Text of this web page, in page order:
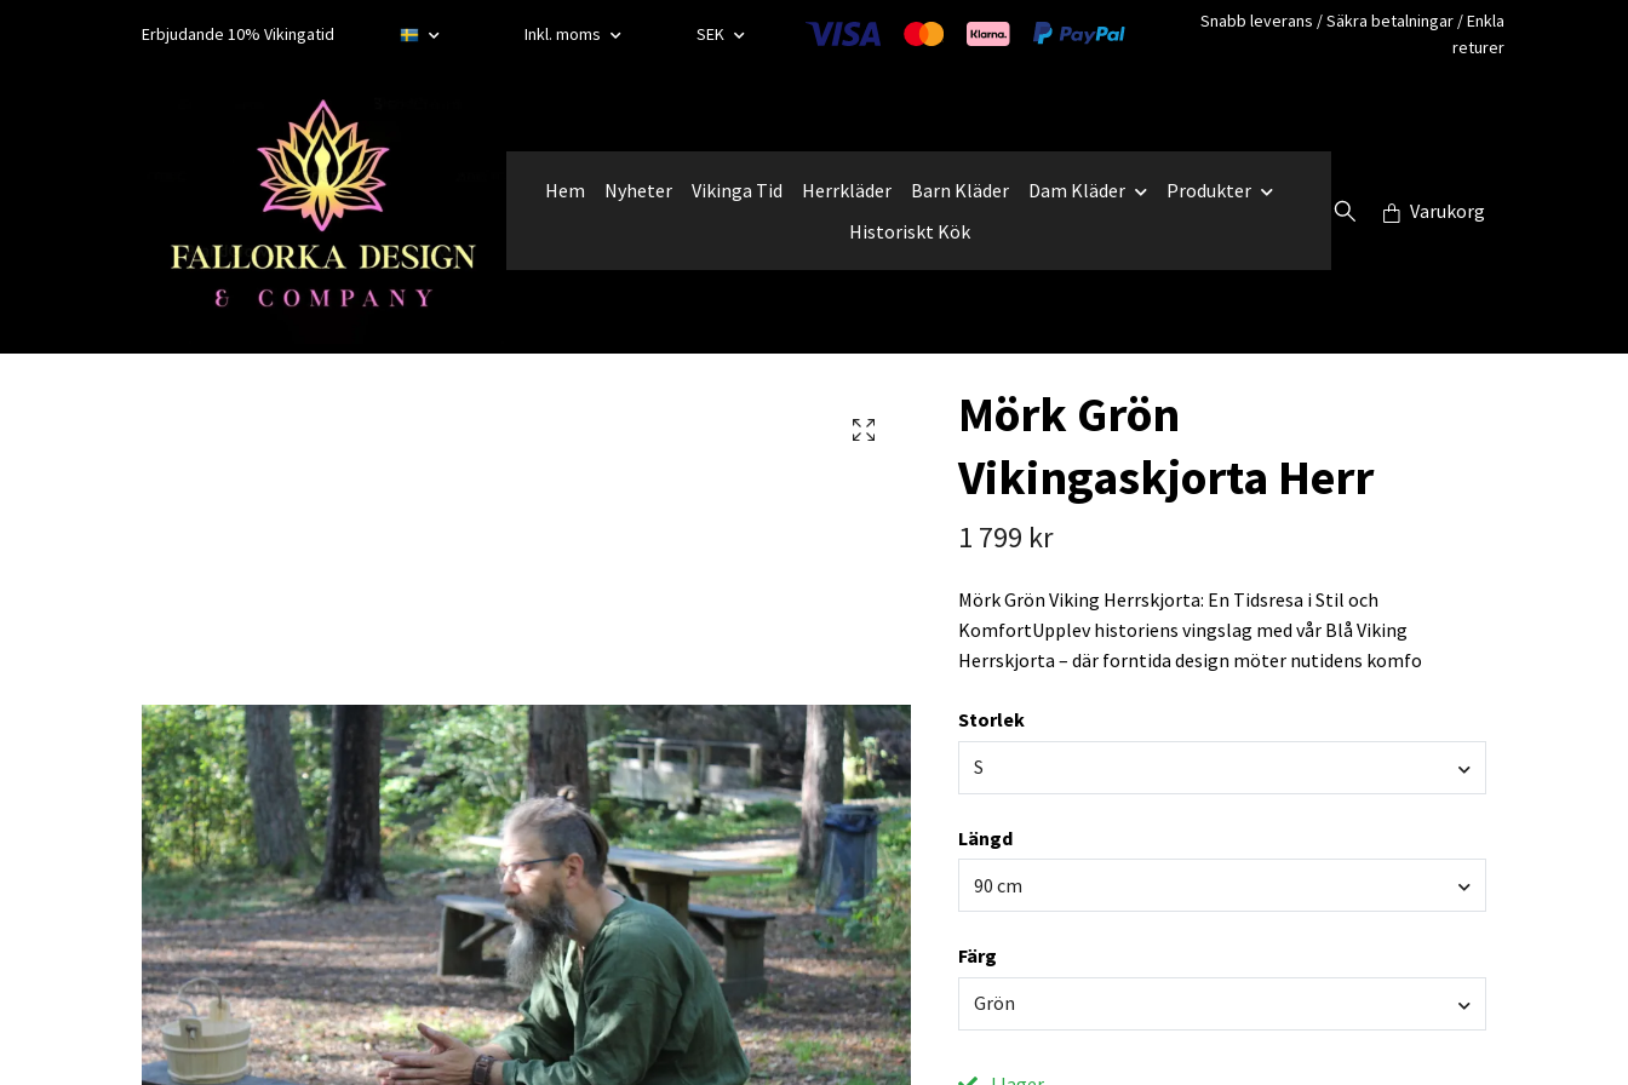
Erbjudande 10% Vikingatid Inkl. moms SEK
Snabb leverans / Säkra betalningar / Enkla
returer
Hem Nyheter Vikinga Tid Herrkläder Barn Kläder Dam Kläder
Produkter
Historiskt Kök
Varukorg
Mörk Grön
Vikingaskjorta Herr
1 799 kr
Mörk Grön Viking Herrskjorta: En Tidsresa i Stil och
KomfortUpplev historiens vingslag med vår Blå Viking
Herrskjorta – där forntida design möter nutidens komfo
Storlek
S
Längd
90 cm
Färg
Grön